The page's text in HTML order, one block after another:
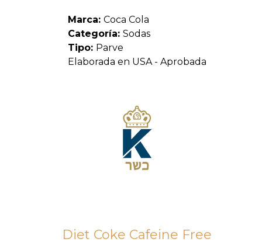
Marca: Coca Cola
Categoría: Sodas
Tipo: Parve
Elaborada en USA - Aprobada
Diet Coke Cafeine Free